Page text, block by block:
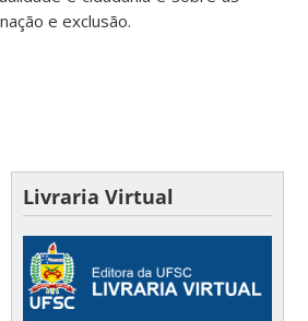
e exclusão.
Livraria Virtual